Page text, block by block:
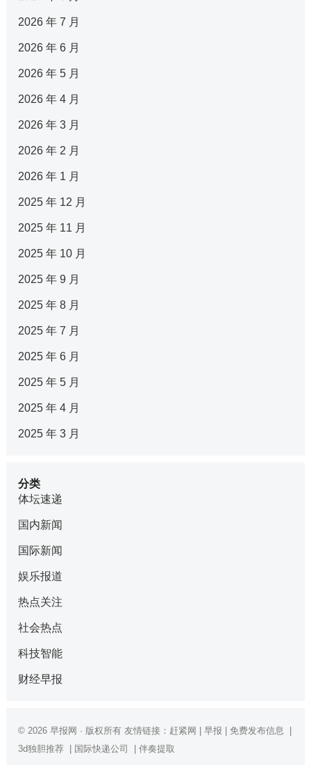
2026 年 7 月
2026 年 6 月
2026 年 5 月
2026 年 4 月
2026 年 3 月
2026 年 2 月
2026 年 1 月
2025 年 12 月
2025 年 11 月
2025 年 10 月
2025 年 9 月
2025 年 8 月
2025 年 7 月
2025 年 6 月
2025 年 5 月
2025 年 4 月
2025 年 3 月
分类
体坛速递
国内新闻
国际新闻
娱乐报道
热点关注
社会热点
科技智能
财经早报
© 2026 早报网 · 版权所有 友情链接： 赶紧网 | 早报 | 免费发布信息
|
3d独胆推荐| 国际快递公司 | 伴奏提取